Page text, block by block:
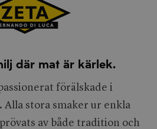
där mat är kärlek.
förälskade i
Alla stora smaker ur enkla
av både tradition och